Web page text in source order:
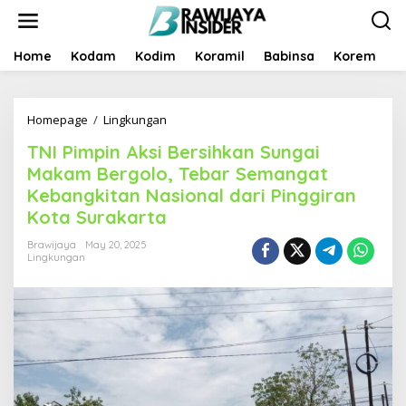
t
Home Kodam Kodim Koramil Babinsa Korem
Homepage / Lingkungan
I
i
m
s
i
e
r
TNI Pimpin Aksi Bersihkan Sungai
Makam Bergolo, Tebar Semangat
Kebangkitan Nasional dari Pinggiran
Kota Surakarta
Brawijaya
May 20, 2025
Lingkungan